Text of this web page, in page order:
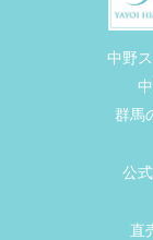
中野
群馬
公
直